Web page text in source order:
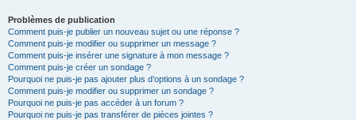
Problèmes de publication
Comment puis-je publier un nouveau sujet ou une réponse ?
Comment puis-je modifier ou supprimer un message ?
Comment puis-je insérer une signature à mon message ?
Comment puis-je créer un sondage ?
Pourquoi ne puis-je pas ajouter plus d’options à un sondage ?
Comment puis-je modifier ou supprimer un sondage ?
Pourquoi ne puis-je pas accéder à un forum ?
Pourquoi ne puis-je pas transférer de pièces jointes ?